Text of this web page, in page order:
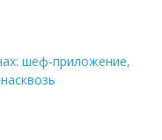
шеф-приложение,